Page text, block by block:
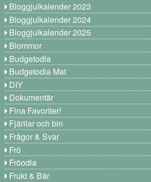
Bloggjulkalender 2023
Bloggjulkalender 2024
Bloggjulkalender 2025
Blommor
Budgetodla
Budgetodla Mat
DIY
Dokumentär
Fina Favoriter!
Fjärilar och bin
Frågor & Svar
Frö
Fröodla
Frukt & Bär